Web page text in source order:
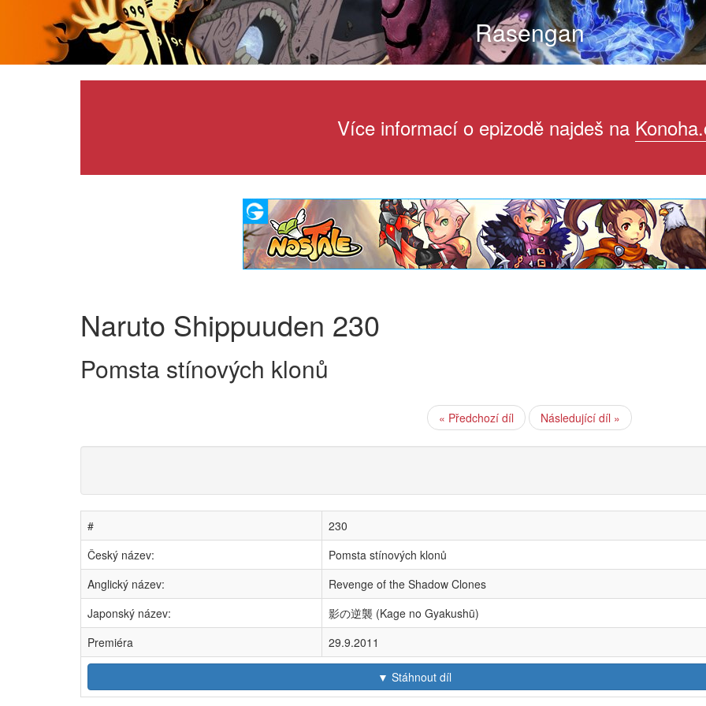
Rasengan
Více informací o epizodě najdeš na
Naruto Shippuuden 230
Pomsta stínových klonů
« Předchozí díl Následující díl »
#
230
Český název:
Pomsta stínových klonů
Anglický název:
Revenge of the Shadow Clones
Japonský název:
影の逆襲 (Kage no Gyakushū)
Premiéra
29.9.2011
▼ Stáhnout díl